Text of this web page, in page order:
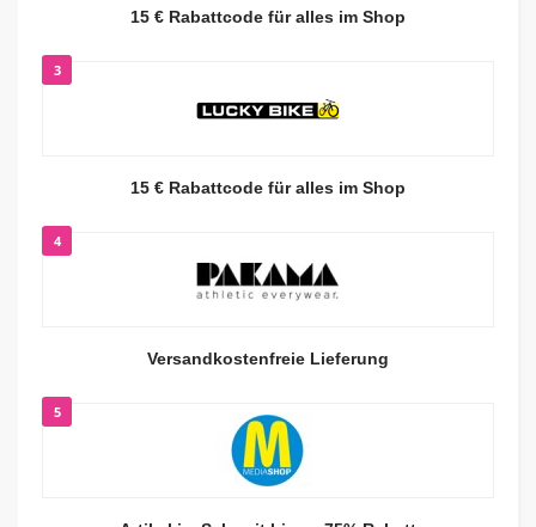
15 € Rabattcode für alles im Shop
3
15 € Rabattcode für alles im Shop
4
Versandkostenfreie Lieferung
5